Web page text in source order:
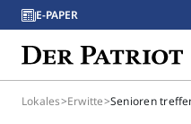
E-PAPER
Lokales>Erwitte>Senioren